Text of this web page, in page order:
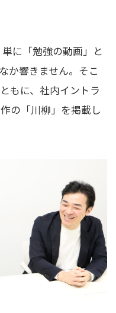
に「勉強の動画」と
か響きません。そこ
もに、社内イントラ
の「川柳」を掲載し